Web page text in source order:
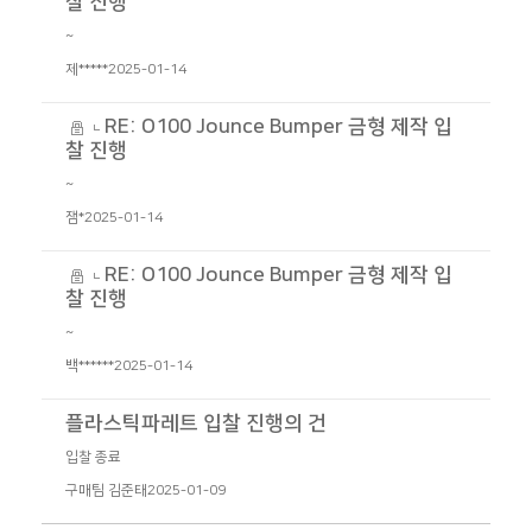
~
제*****2025-01-14
RE: O100 Jounce Bumper 금형 제작 입
찰 진행
~
잼*2025-01-14
RE: O100 Jounce Bumper 금형 제작 입
찰 진행
~
백******2025-01-14
플라스틱파레트 입찰 진행의 건
입찰 종료
구매팀 김준태2025-01-09